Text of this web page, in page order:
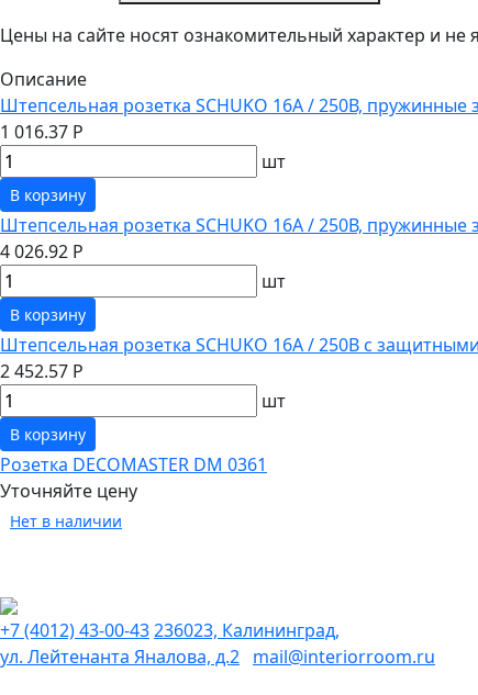
Цены на сайте носят ознакомительный характер и
Описание
Штепсельная розетка SCHUKO 16А / 250В,
1 016.37 Р
шт
В корзину
Штепсельная розетка SCHUKO 16А / 250В,
4 026.92 Р
шт
В корзину
Штепсельная розетка SCHUKO 16А / 250В с
2 452.57 Р
шт
В корзину
Розетка DECOMASTER DM 0361
Уточняйте цену
Нет в наличии
+7 (4012) 43-00-43236023, Калининград,
ул. Лейтенанта Яналова, д.2 mail@interiorroom.ru